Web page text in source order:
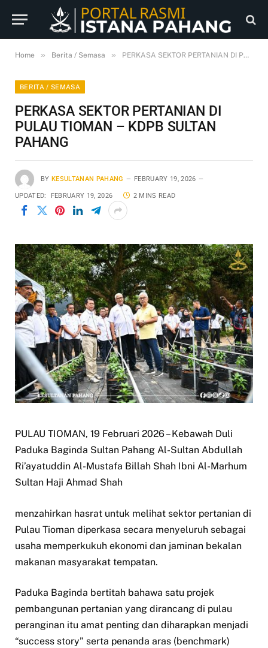
Home » Berita / Semasa » PERKASA SEKTOR PERTANIAN DI PULAU TIOMAN – KDPB SULTAN PAHANG
BERITA / SEMASA
PERKASA SEKTOR PERTANIAN DI
PULAU TIOMAN – KDPB SULTAN
PAHANG
BY KESULTANAN PAHANG FEBRUARY 19, 2026
UPDATED: FEBRUARY 19, 2026 2 MINS READ
PULAU TIOMAN, 19 Februari 2026 – Kebawah Duli
Paduka Baginda Sultan Pahang Al-Sultan Abdullah
Ri’ayatuddin Al-Mustafa Billah Shah Ibni Al-Marhum
Sultan Haji Ahmad Shah
menzahirkan hasrat untuk melihat sektor pertanian di
Pulau Tioman diperkasa secara menyeluruh sebagai
usaha memperkukuh ekonomi dan jaminan bekalan
makanan masyarakat tempatan.
Paduka Baginda bertitah bahawa satu projek
pembangunan pertanian yang dirancang di pulau
peranginan itu amat penting dan diharapkan menjadi
“success story” serta penanda aras (benchmark)